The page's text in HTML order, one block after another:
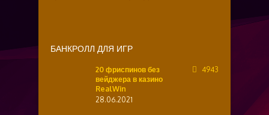
БАНКРОЛЛ ДЛЯ ИГР
20 фриспинов без
вейджера в казино
RealWin
28.06.2021
4943